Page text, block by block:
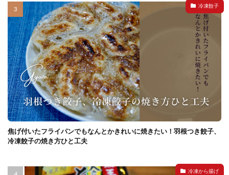
冷凍餃子
焦げ付いたフライパンでもなんとかきれいに焼きたい！羽根つき餃子、
冷凍餃子の焼き方ひと工夫
冷凍から揚げ